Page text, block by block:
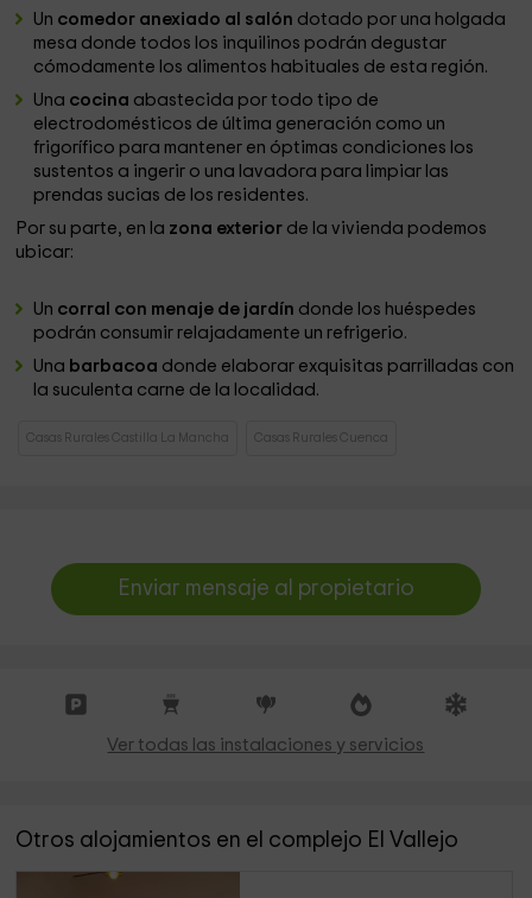
Un comedor anexiado al salón dotado por una holgada
mesa donde todos los inquilinos podrán degustar
cómodamente los alimentos habituales de esta región.
Una cocina abastecida por todo tipo de
electrodomésticos de última generación como un
frigorífico para mantener en óptimas condiciones los
sustentos a ingerir o una lavadora para limpiar las
prendas sucias de los residentes.
Por su parte, en la zona exterior de la vivienda podemos
ubicar:
Un corral con menaje de jardín donde los huéspedes
podrán consumir relajadamente un refrigerio.
Una barbacoa donde elaborar exquisitas parrilladas con
la suculenta carne de la localidad.
Casas Rurales Castilla La Mancha Casas Rurales Cuenca
Enviar mensaje al propietario
Ver todas las instalaciones y servicios
Otros alojamientos en el complejo El Vallejo